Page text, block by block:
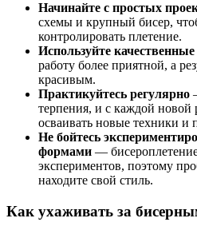
Начинайте с простых
схемы и крупный бисер,
контролировать плетение.
Используйте
работу более приятной, а
красивым.
Практикуйтесь регулярно
терпения, и с каждой новой
осваивать новые техники и
Не бойтесь
формами —
экспериментов, поэтому
находите свой стиль.
Как ухаживать за